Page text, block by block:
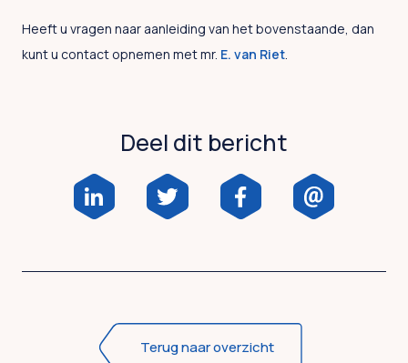
Heeft u vragen naar aanleiding van het bovenstaande, dan
kunt u contact opnemen met mr. E. van Riet.
Deel dit bericht
Terug naar overzicht